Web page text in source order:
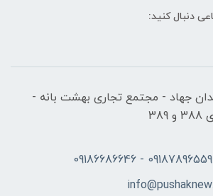
دنبال کنید:
جهاد - مجتمع تجاری بهشت بانه -